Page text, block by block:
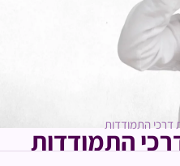
דרכי התמודדותהתמודדות